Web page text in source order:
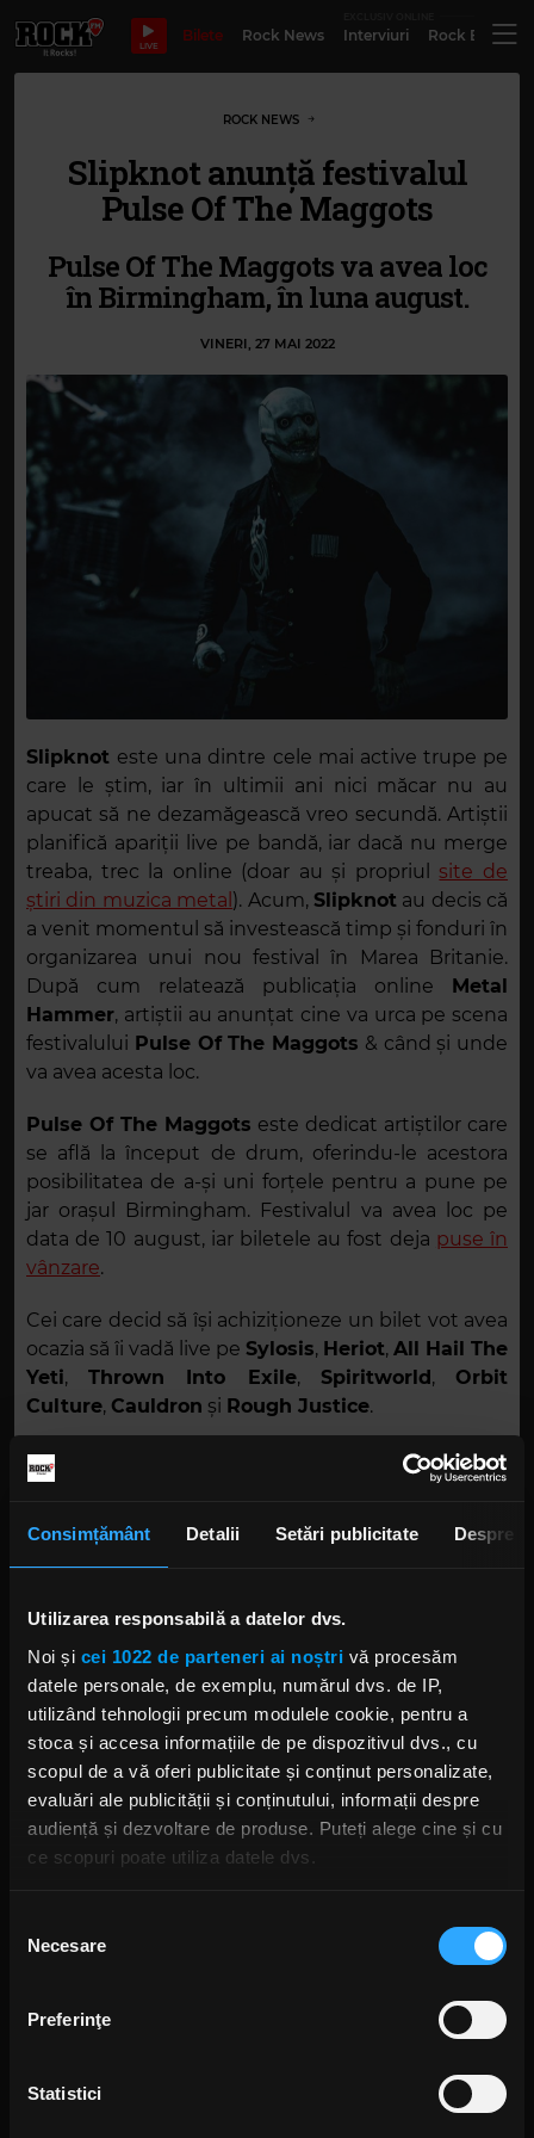
Consimțământ Detalii Setări publicitate Despre
Utilizarea responsabilă a datelor dvs.
Noi și cei 1022 de parteneri ai noștri vă procesăm
datele personale, de exemplu, numărul dvs. de IP,
utilizând tehnologii precum modulele cookie, pentru a
stoca și accesa informațiile de pe dispozitivul dvs., cu
scopul de a vă oferi publicitate și conținut personalizate,
evaluări ale publicității și conținutului, informații despre
audiență și dezvoltare de produse. Puteți alege cine și cu
ce scopuri poate utiliza datele dvs.
Să colectăm informațiile cu privire la locația dvs.
Să vă identificăm dispozitivul scanândul-l în mod
activ după caracteristici specifice (amprentare)
dvs. personale și configurați-vă preferințele la
secțiunea
consimțământului
Necesare
Preferinţe
Statistici
LIVE
Bilete Rock News Interviuri Rock
ROCK NEWS
Slipknot anunță festivalul
Pulse Of The Maggots
Pulse Of The Maggots va avea loc
în Birmingham, în luna august.
VINERI, 27 MAI 2022
Slipknot este una dintre cele mai active trupe pe
care le știm, iar în ultimii ani nici măcar nu au
apucat să ne dezamăgească vreo secundă. Artiștii
planifică apariții live pe bandă, iar dacă nu merge
treaba, trec la online (doar au și propriul site de
știri din muzica metal ). Acum, Slipknotau decis că
a venit momentul să investească timp și fonduri în
organizarea unui nou festival în Marea Britanie.
După cum relatează publicația online Metal
Hammer, artiștii au anunțat cine va urca pe scena
festivalului Pulse Of The Maggots & când și unde
va avea acesta loc.
Pulse Of The Maggots este dedicat artiștilor care
se află la început de drum, oferindu-le acestora
posibilitatea de a-și uni forțele pentru a pune pe
jar orașul Birmingham. Festivalul va avea loc pe
data de 10 august, iar biletele au fost deja puse în
vânzare.
Cei care decid să își achiziționeze un bilet vot avea
ocazia să îi vadă live pe Sylosis, Heriot, All Hail The
Yeti,Thrown Into Exile, Spiritworld, Orbit
Culture, Cauldron și Rough Justice.
Poster: Metal Hammer
SLIPKNOT THE CLOWN SLIPKNOT SLIPKNOT COREY TAYLOR
Rock News
MAI MULT
Green Day a lansat un canal
YouTube cu transmisie non-stop
Yngwie Malmsteen anunță
albumul Hell or High Water și